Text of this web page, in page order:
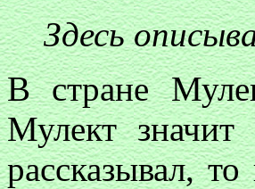
Здесь
В стране
Мулект
рассказывал,